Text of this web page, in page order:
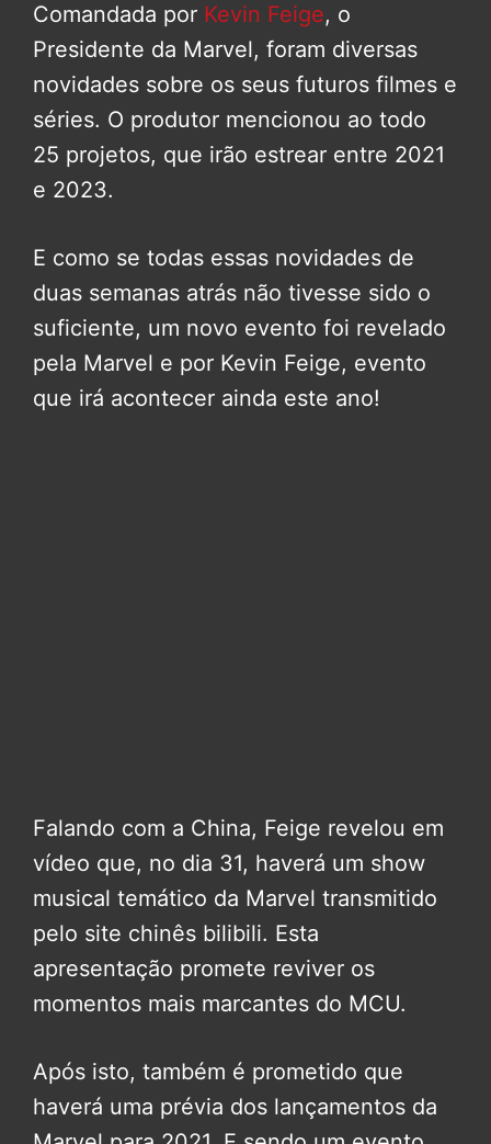
Comandada por Kevin Feige, o
Presidente da Marvel, foram diversas
novidades sobre os seus futuros filmes e
séries. O produtor mencionou ao todo
25 projetos, que irão estrear entre 2021
e 2023.
E como se todas essas novidades de
duas semanas atrás não tivesse sido o
suficiente, um novo evento foi revelado
pela Marvel e por Kevin Feige, evento
que irá acontecer ainda este ano!
Falando com a China, Feige revelou em
vídeo que, no dia 31, haverá um show
musical temático da Marvel transmitido
pelo site chinês bilibili. Esta
apresentação promete reviver os
momentos mais marcantes do MCU.
Após isto, também é prometido que
haverá uma prévia dos lançamentos da